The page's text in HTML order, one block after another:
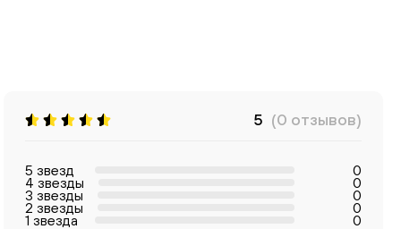
5 (0 отзывов)
5 звезд 0
4 звезды 0
3 звезды 0
2 звезды 0
1 звезда 0